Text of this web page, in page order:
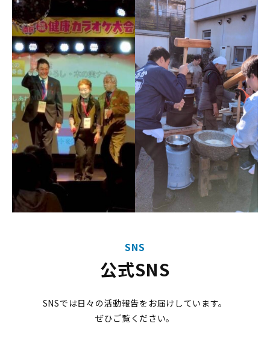
SNS
公式SNS
SNSでは日々の活動報告をお届けしています。
ぜひご覧ください。